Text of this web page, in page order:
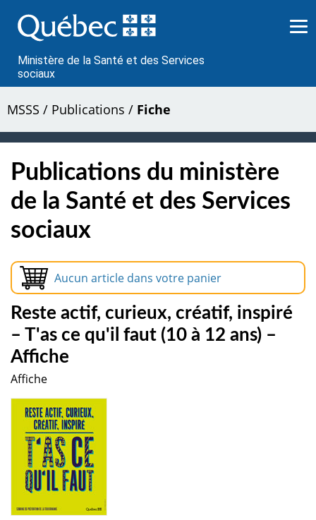
au
contenu
Ministère de la Santé et des Services
sociaux
MSSS / Publications / Fiche
Publications du ministère
de la Santé et des Services
sociaux
Aucun article dans votre panier
Reste actif, curieux, créatif, inspiré
– T'as ce qu'il faut (10 à 12 ans) –
Affiche
Affiche